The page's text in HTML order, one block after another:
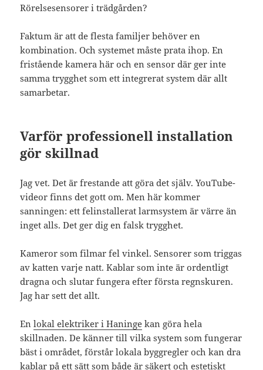
Rörelsesensorer i trädgården?
Faktum är att de flesta familjer behöver en
kombination. Och systemet måste prata ihop. En
fristående kamera här och en sensor där ger inte
samma trygghet som ett integrerat system där allt
samarbetar.
Varför professionell installation
gör skillnad
Jag vet. Det är frestande att göra det själv. YouTube-
videor finns det gott om. Men här kommer
sanningen: ett felinstallerat larmsystem är värre än
inget alls. Det ger dig en falsk trygghet.
Kameror som filmar fel vinkel. Sensorer som triggas
av katten varje natt. Kablar som inte är ordentligt
dragna och slutar fungera efter första regnskuren.
Jag har sett det allt.
Enlokal elektriker i Haninge kan göra hela
skillnaden. De känner till vilka system som fungerar
bäst i området, förstår lokala byggregler och kan dra
kablar på ett sätt som både är säkert och estetiskt